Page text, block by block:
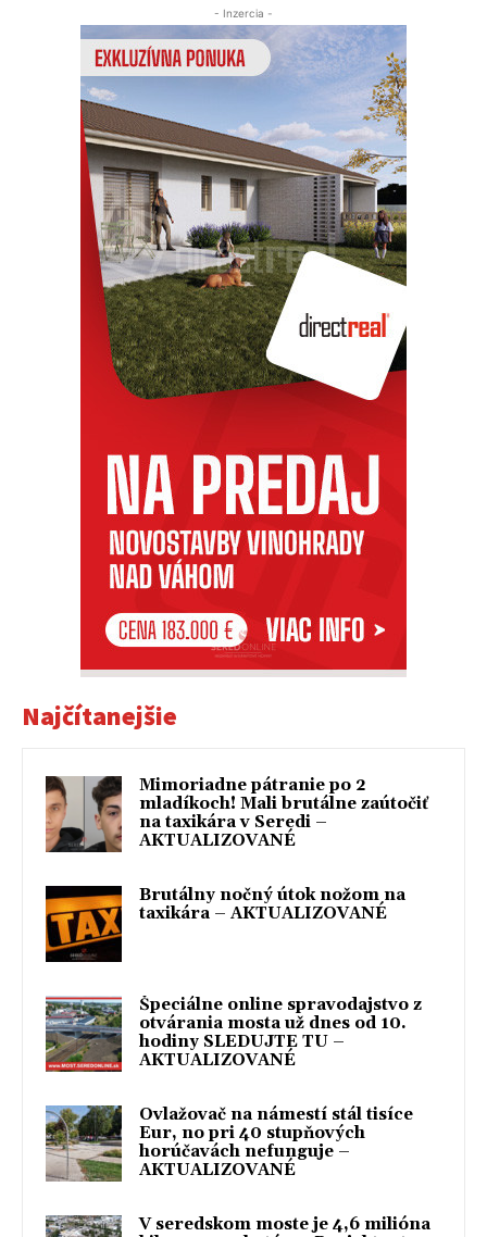
- Inzercia -
Najčítanejšie
Mimoriadne pátranie po 2
mladíkoch! Mali brutálne zaútočiť
na taxikára v Seredi –
AKTUALIZOVANÉ
Brutálny nočný útok nožom na
taxikára – AKTUALIZOVANÉ
Špeciálne online spravodajstvo z
otvárania mosta už dnes od 10.
hodiny SLEDUJTE TU –
AKTUALIZOVANÉ
Ovlažovač na námestí stál tisíce
Eur, no pri 40 stupňových
horúčavách nefunguje –
AKTUALIZOVANÉ
V seredskom moste je 4,6 milióna